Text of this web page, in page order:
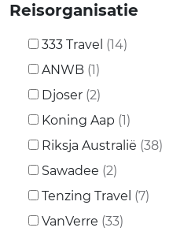
Reisorganisatie
333 Travel (14)
ANWB (1)
Djoser (2)
Koning Aap (1)
Riksja Australië (38)
Sawadee (2)
Tenzing Travel (7)
VanVerre (33)